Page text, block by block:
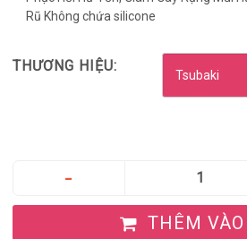
Rũ Không chứa silicone
THƯƠNG HIỆU:
THÊM VÀO